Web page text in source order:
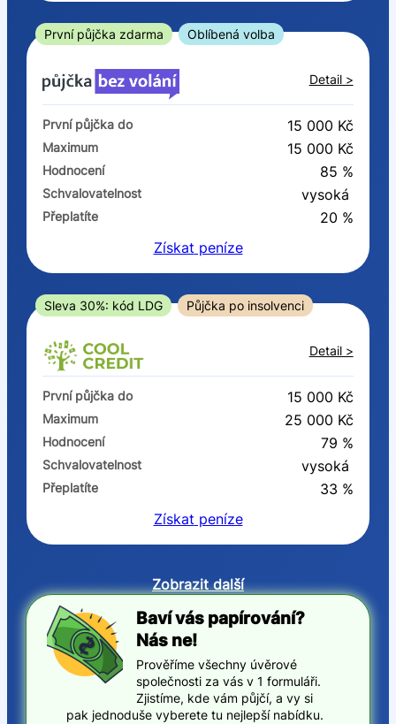
ano
ne
V exekuci
ano
ne
Po insolvenci
V hotovosti
ano
První půjčka zdarma Oblíbená volba
Detail >
První půjčka do 15 000 Kč
Maximum 15 000 Kč
Hodnocení 85 %
Schvalovatelnost vysoká
Přeplatíte
20 %
Získat peníze
Sleva 30%: kód LDG Půjčka po insolvenci
Detail >
První půjčka do 15 000 Kč
Maximum 25 000 Kč
Hodnocení 79 %
Schvalovatelnost vysoká
Přeplatíte
33 %
Získat peníze
Zobrazit další
Baví vás papírování?
Nás ne!
Prověříme všechny úvěrové
společnosti za vás v 1 formuláři.
Zjistíme, kde vám půjčí, a vy si
pak jednoduše vyberete tu nejlepší nabídku.